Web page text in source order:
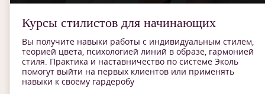
Курсы стилистов для начинающих
Вы получите навыки работы с индивидуальным стилем,
теорией цвета, психологией линий в образе, гармонией
стиля. Практика и наставничество по системе Эколь
помогут выйти на первых клиентов или применять
навыки к своему гардеробу